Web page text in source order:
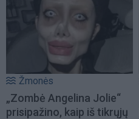
Žmonės
„Zombė Angelina Jolie“
prisipažino, kaip iš tikrųjų